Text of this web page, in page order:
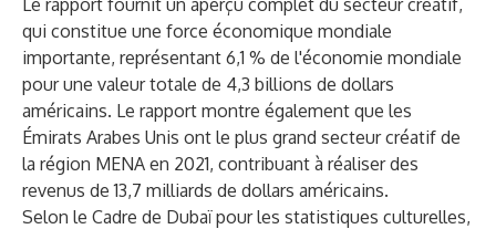
Le rapport fournit un aperçu complet du secteur créatif,
qui constitue une force économique mondiale
importante, représentant 6,1 % de l'économie mondiale
pour une valeur totale de 4,3 billions de dollars
américains. Le rapport montre également que les
Émirats Arabes Unis ont le plus grand secteur créatif de
la région MENA en 2021, contribuant à réaliser des
revenus de 13,7 milliards de dollars américains.
Selon le Cadre de Dubaï pour les statistiques culturelles,